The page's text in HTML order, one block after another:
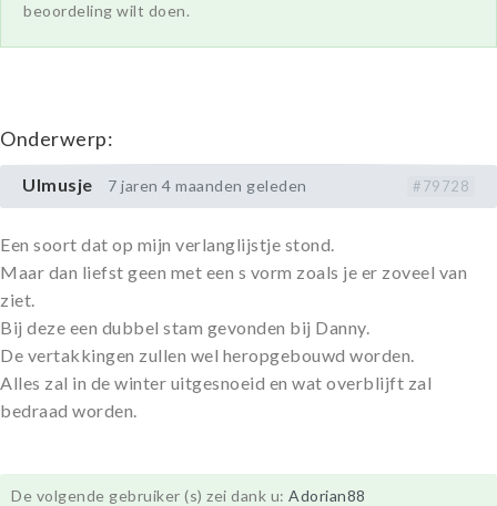
beoordeling wilt doen.
Onderwerp:
Ulmusje 7 jaren 4 maanden geleden #79728
Een soort dat op mijn verlanglijstje stond.
Maar dan liefst geen met een s vorm zoals je er zoveel van
ziet.
Bij deze een dubbel stam gevonden bij Danny.
De vertakkingen zullen wel heropgebouwd worden.
Alles zal in de winter uitgesnoeid en wat overblijft zal
bedraad worden.
De volgende gebruiker (s) zei dank u: Adorian88